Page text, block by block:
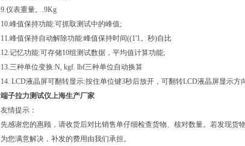
9.仪表重量。.9Kg
10.峰值保持功能:可抓取测试中的峰值;
11.峰值保持自动解除功能:峰值保持时间((1'1。秒)自比
12.记忆功能:可存储10组测试数据，平均值计算功能;
13.三种单位变换:N, kgf. lbf三种单位自动换算
14. LCD液晶屏可翻转显示:按住单位键3秒后放开，可翻转LCD液晶屏显示方
端子拉力测试仪上海生产厂家
友情提示：
先感谢您的惠顾，请收货后对比销售单仔细检查货物、核对数量。若发现
为您满意解决，补发的费用由我们承担。